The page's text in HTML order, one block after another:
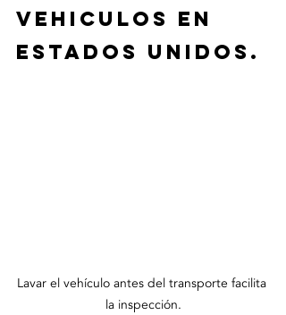
VEHICULOS EN
ESTADOS UNIDOS.
Lavar el vehículo antes del transporte facilita
la inspección.